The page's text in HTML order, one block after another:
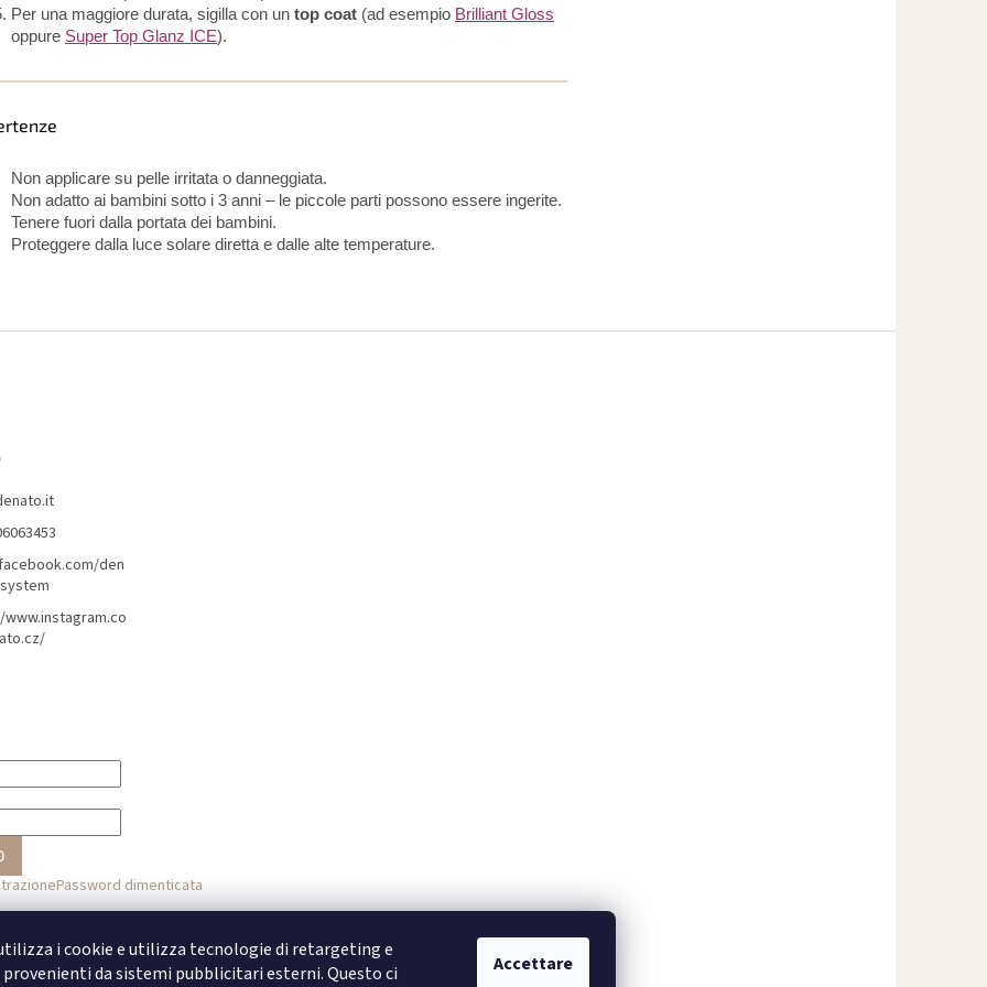
i cookie e utilizza tecnologie di retargeting e
da sistemi pubblicitari esterni. Questo ci
Accettare
Per una maggiore durata, sigilla con un top coat (ad esempio Brilliant Gloss
oppure Super Top Glanz ICE).
Non applicare su pelle irritata o danneggiata.
Non adatto ai bambini sotto i 3 anni – le piccole parti possono essere ingerite.
Tenere fuori dalla portata dei bambini.
Proteggere dalla luce solare diretta e dalle alte temperature.
den
Password dimenticata
Accesso con Facebook